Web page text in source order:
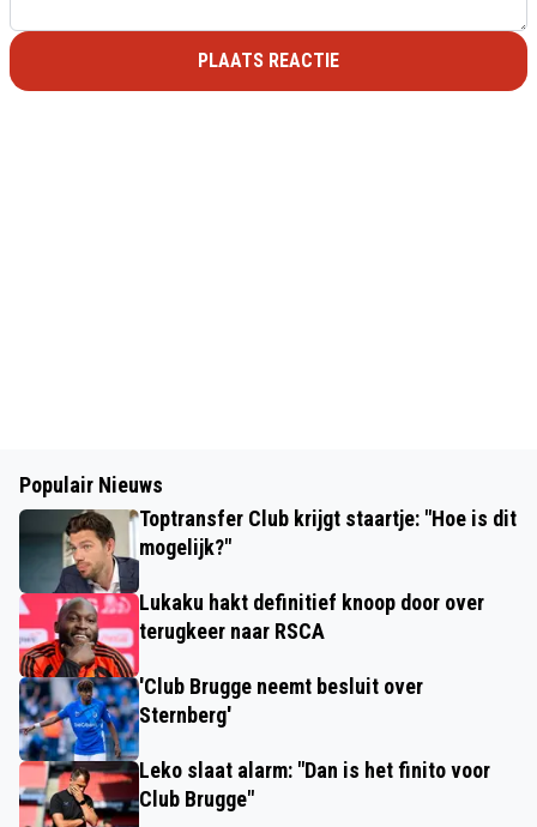
PLAATS REACTIE
Populair Nieuws
Toptransfer Club krijgt staartje: "Hoe is dit
mogelijk?"
Lukaku hakt definitief knoop door over
terugkeer naar RSCA
'Club Brugge neemt besluit over
Sternberg'
Leko slaat alarm: "Dan is het finito voor
Club Brugge"